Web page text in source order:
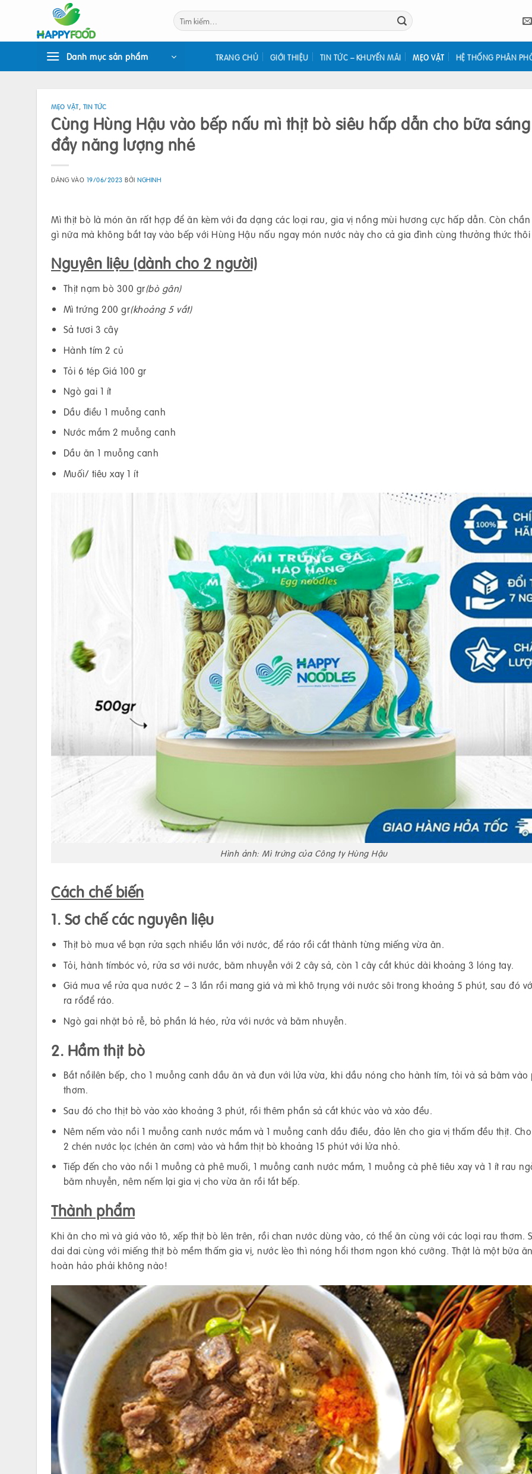
Tìm
kiếm:
Danh mục sản phẩm TRANG CHỦ GIỚI THIỆU TIN TỨC – KHUYẾN MÃI MẸO VẶT HỆ THỐNG PHÂN
MẸO VẶT, TIN TỨC
Cùng Hùng Hậu vào bếp nấu mì thịt bò siêu hấp dẫn cho bữa sáng
đầy năng lượng nhé
ĐĂNG VÀO 19/06/2023 BỞINGHINH
Mì thịt bò là món ăn rất hợp để ăn kèm với đa dạng các loại rau, gia vị nồng mùi hương cực hấp dẫn. Còn
gì nữa mà không bắt tay vào bếp với Hùng Hậu nấu ngay món nước này cho cả gia đình cùng thưởng thức
Nguyên liệu (dành cho 2 người)
Thịt nạm bò 300 gr(bò gân)
Mì trứng 200 gr(khoảng 5 vắt)
Sả tươi 3 cây
Hành tím 2 củ
Tỏi 6 tép Giá 100 gr
Ngò gai 1 ít
Dầu điều 1 muỗng canh
Nước mắm 2 muỗng canh
Dầu ăn 1 muỗng canh
Muối/ tiêu xay 1 ít
Hình ảnh: Mì trứng của Công ty Hùng Hậu
Cách chế biến
1. Sơ chế các nguyên liệu
Thịt bò mua về bạn rửa sạch nhiều lần với nước, để ráo rồi cắt thành từng miếng vừa ăn.
Tỏi, hành tímbóc vỏ, rửa sơ với nước, băm nhuyễn với 2 cây sả, còn 1 cây cắt khúc dài khoảng 3 lóng tay.
Giá mua về rửa qua nước 2 – 3 lần rồi mang giá và mì khô trụng với nước sôi trong khoảng 5 phút, sau đó
ra rổđể ráo.
Ngò gai nhặt bỏ rễ, bỏ phần lá héo, rửa với nước và băm nhuyễn.
2. Hầm thịt bò
Bắt nồilên bếp, cho 1 muỗng canh dầu ăn và đun với lửa vừa, khi dầu nóng cho hành tím, tỏi và sả băm vào
thơm.
Sau đó cho thịt bò vào xào khoảng 3 phút, rồi thêm phần sả cắt khúc vào và xào đều.
Nêm nếm vào nồi 1 muỗng canh nước mắm và 1 muỗng canh dầu điều, đảo lên cho gia vị thấm đều thịt.
2 chén nước lọc (chén ăn cơm) vào và hầm thịt bò khoảng 15 phút với lửa nhỏ.
Tiếp đến cho vào nồi 1 muỗng cà phê muối, 1 muỗng canh nước mắm, 1 muỗng cà phê tiêu xay và 1 ít rau
băm nhuyễn, nêm nếm lại gia vị cho vừa ăn rồi tắt bếp.
Thành phẩm
Khi ăn cho mì và giá vào tô, xếp thịt bò lên trên, rồi chan nước dùng vào, có thể ăn cùng với các loại rau thơm.
dai dai cùng với miếng thịt bò mềm thấm gia vị, nước lèo thì nóng hổi thơm ngon khó cưỡng. Thật là một bữa
hoàn hảo phải không nào!